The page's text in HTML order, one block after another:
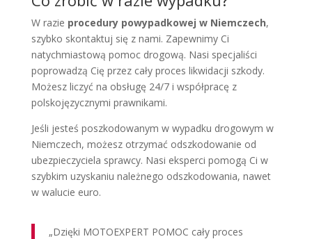
W razie procedury powypadkowej w Niemczech,
szybko skontaktuj się z nami. Zapewnimy Ci
natychmiastową pomoc drogową. Nasi specjaliści
poprowadzą Cię przez cały proces likwidacji szkody.
Możesz liczyć na obsługę 24/7 i współpracę z
polskojęzycznymi prawnikami.
Jeśli jesteś poszkodowanym w wypadku drogowym w
Niemczech, możesz otrzymać odszkodowanie od
ubezpieczyciela sprawcy. Nasi eksperci pomogą Ci w
szybkim uzyskaniu należnego odszkodowania, nawet
w walucie euro.
„Dzięki MOTOEXPERT POMOC cały proces